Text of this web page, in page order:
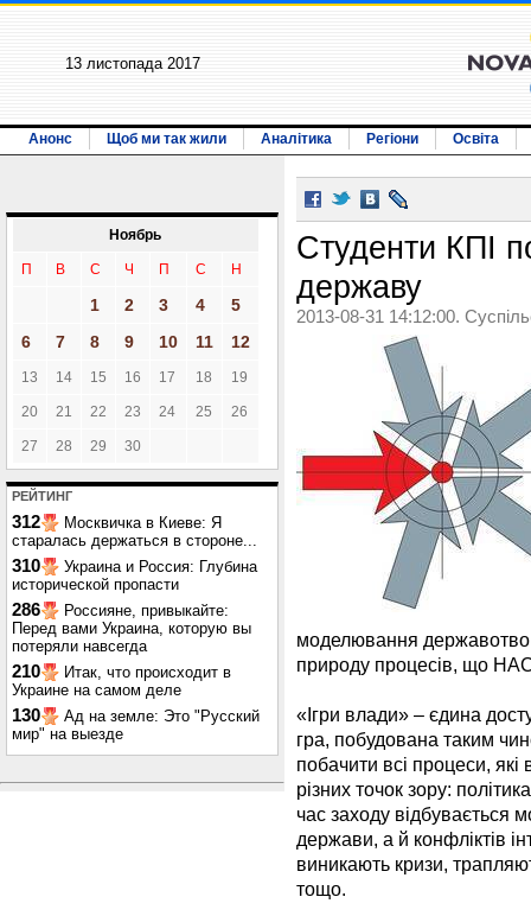
13 листопада 2017
Анонс Щоб ми так жили Аналітика Регіони Освіта
Ноябрь
П В С Ч П С Н
1 2 3 4
5
6
7 8 9 10 11 12
13 14 15 16 17 18 19
20 21 22 23 24 25 26
27 28 29 30
РЕЙТИНГ
312
Москвичка в Киеве: Я
старалась держаться в стороне...
310
Украина и Россия: Глубина
исторической пропасти
286
Россияне, привыкайте:
Перед вами Украина, которую вы
потеряли навсегда
210
Итак, что происходит в
Украине на самом деле
130
Ад на земле: Это "Русский
мир" на выезде
Студенти КПІ
державу
2013-08-31 14:12:00.
моделювання
природу процесів, що
«Ігри влади» – єдина
гра, побудована таким
побачити всі процеси,
різних точок зору:
час заходу відбувається
держави, а й конфліктів
виникають кризи,
тощо.